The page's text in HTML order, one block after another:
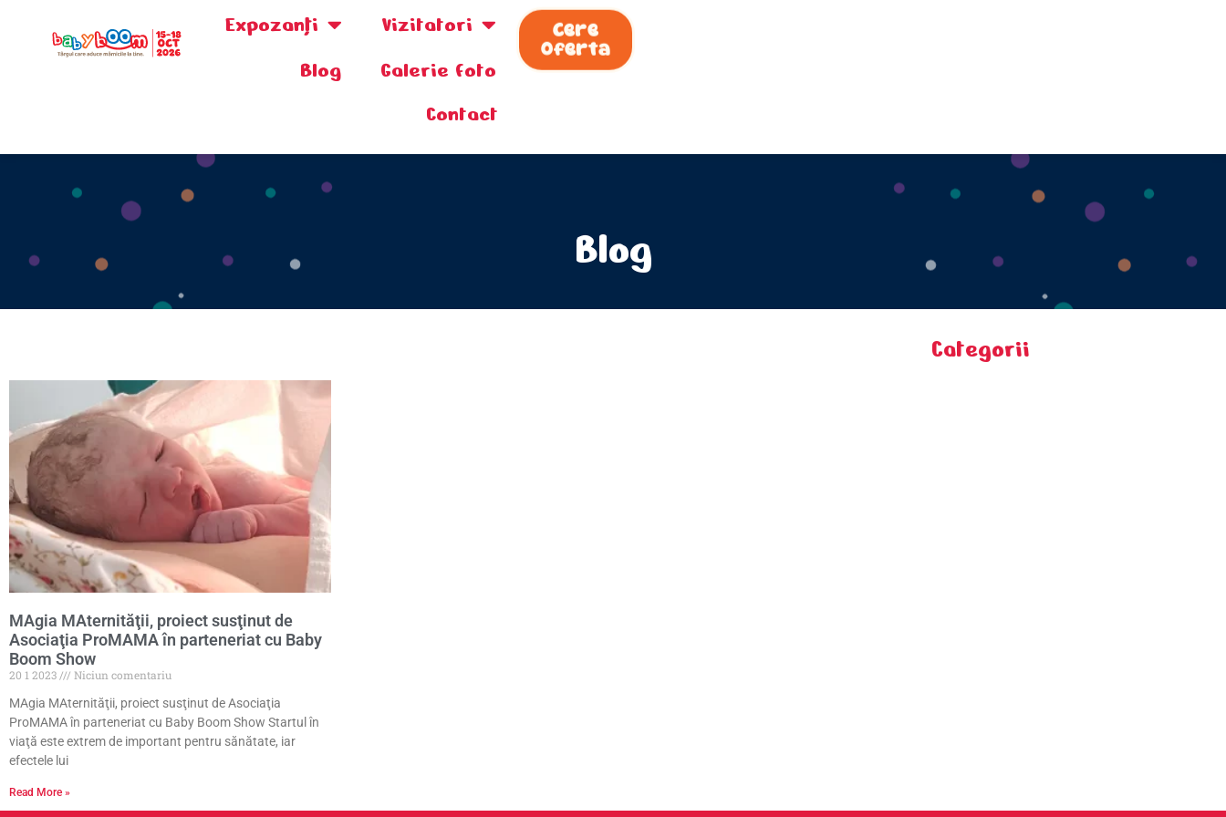
Expozanţi
Vizitatori
Blog
Galerie foto
Contact
Cere
Oferta
Blog
Categorii
MAgia MAternităţii, proiect susţinut de
Asociaţia ProMAMA în parteneriat cu Baby
Boom Show
20 1 2023
Niciun comentariu
MAgia MAternităţii, proiect susţinut de Asociaţia
ProMAMA în parteneriat cu Baby Boom Show Startul în
viaţă este extrem de important pentru sănătate, iar
efectele lui
Read More »